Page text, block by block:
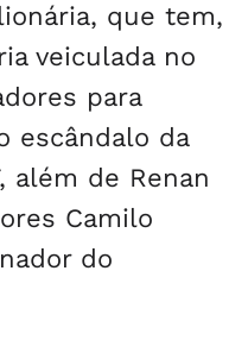
que tem,
veiculada no
para
escândalo da
além de Renan
Camilo
do